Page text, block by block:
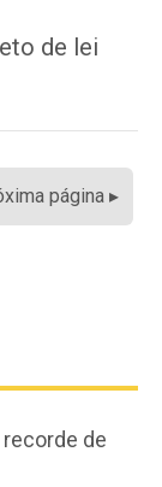
de lei
página ▸
de